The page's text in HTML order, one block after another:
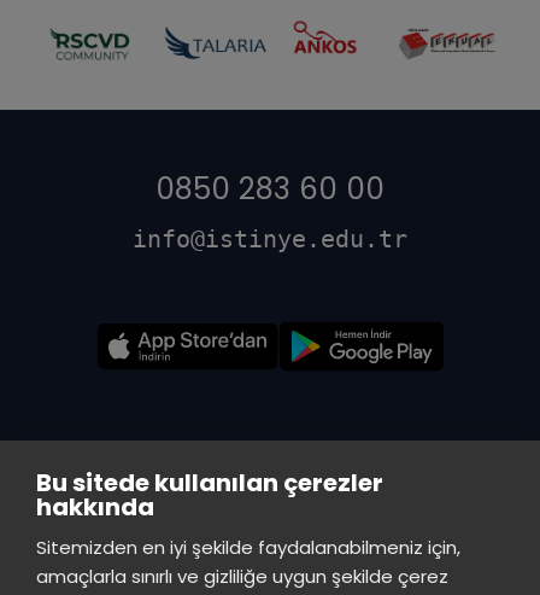
Bu sitede kullanılan çerezler
hakkında
Sitemizden en iyi şekilde faydalanabilmeniz için,
amaçlarla sınırlı ve gizliliğe uygun şekilde çerez
0850 283 60 00
info@istinye.edu.tr
VADİ MERKEZ KÜTÜPHANE